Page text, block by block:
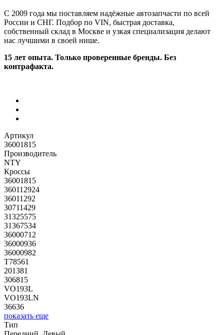
С 2009 года мы поставляем надёжные автозапчасти по всей
России и СНГ. Подбор по VIN, быстрая доставка,
собственный склад в Москве и узкая специализация делают
нас лучшими в своей нише.
15 лет опыта. Только проверенные бренды. Без
контрафакта.
Артикул
36001815
Производитель
NTY
Кроссы
36001815
360112924
36011292
30711429
31325575
31367534
36000712
36000936
36000982
T78561
201381
306815
VO193L
VO193LN
36636
показать еще
Тип